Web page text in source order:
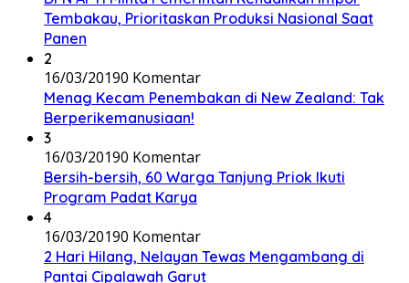
Tembakau, Prioritaskan Produksi Nasional Saat
Panen
2
16/03/20190 Komentar
Menag Kecam Penembakan di New Zealand: Tak
Berperikemanusiaan!
3
16/03/20190 Komentar
Bersih-bersih, 60 Warga Tanjung Priok Ikuti
Program Padat Karya
4
16/03/20190 Komentar
2 Hari Hilang, Nelayan Tewas Mengambang di
Pantai Cipalawah Garut